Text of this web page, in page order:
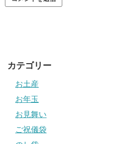
カテゴリー
お土産
お年玉
お見舞い
ご祝儀袋